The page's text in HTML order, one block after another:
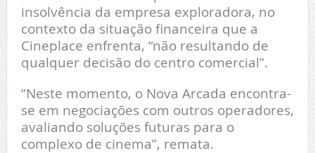
insolvência da empresa exploradora, no
contexto da situação financeira que a
Cineplace enfrenta, “não resultando de
qualquer decisão do centro comercial”.
“Neste momento, o Nova Arcada encontra-
se em negociações com outros operadores,
avaliando soluções futuras para o
complexo de cinema”, remata.